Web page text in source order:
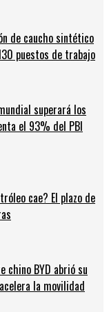
de caucho sintético
puestos de trabajo
superará los
el 93% del PBI
cae? El plazo de
chino BYD abrió su
la movilidad